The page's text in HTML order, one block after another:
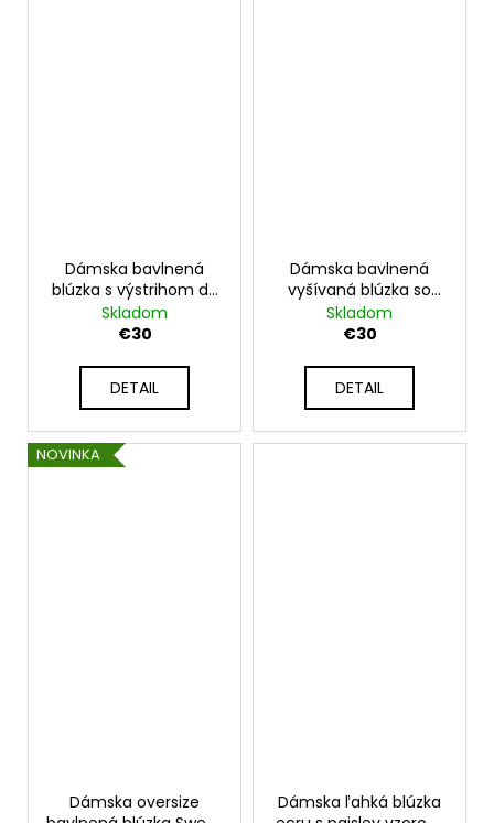
Dámska bavlnená
blúzka s výstrihom do
V a zaväzovaním UB-
BEGBIE
Skladom
€30
DETAIL
Dámska bavlnená
vyšívaná blúzka so
zaväzovaním UB-
FARELL
Skladom
€30
DETAIL
NOVINKA
Dámska oversize
Dámska ľahká blúzka